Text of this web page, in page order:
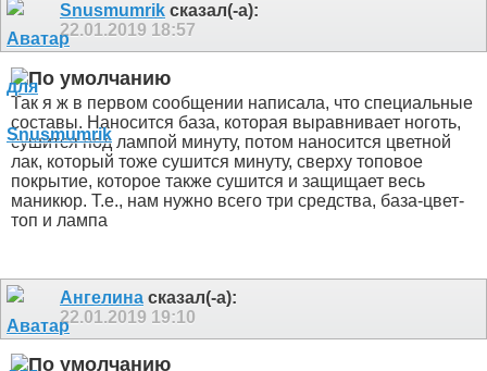
Snusmumrik сказал(-а):
22.01.2019 18:57
Так я ж в первом сообщении написала, что специальные
составы. Наносится база, которая выравнивает ноготь,
сушится под лампой минуту, потом наносится цветной
лак, который тоже сушится минуту, сверху топовое
покрытие, которое также сушится и защищает весь
маникюр. Т.е., нам нужно всего три средства, база-цвет-
топ и лампа
Ангелина сказал(-а):
22.01.2019 19:10